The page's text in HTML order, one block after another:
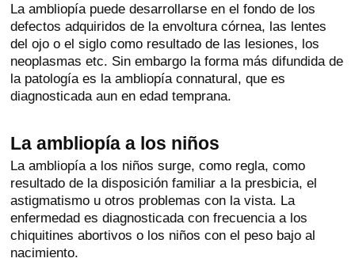
La ambliopía puede desarrollarse en el fondo de los
defectos adquiridos de la envoltura córnea, las lentes
del ojo o el siglo como resultado de las lesiones, los
neoplasmas etc. Sin embargo la forma más difundida de
la patología es la ambliopía connatural, que es
diagnosticada aun en edad temprana.
La ambliopía a los niños
La ambliopía a los niños surge, como regla, como
resultado de la disposición familiar a la presbicia, el
astigmatismo u otros problemas con la vista. La
enfermedad es diagnosticada con frecuencia a los
chiquitines abortivos o los niños con el peso bajo al
nacimiento.